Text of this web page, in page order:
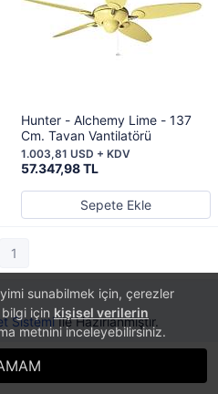
sunabilmek için, çerezler
bilgi için kişisel verilerin
metnini inceleyebilirsiniz.
Hunter - Alchemy Lime - 137
Cm. Tavan Vantilatörü
57.347,98 TL
1.003,81 USD + KDV
Sepete Ekle
1
Sistemiİle Hazırlanmıştır.